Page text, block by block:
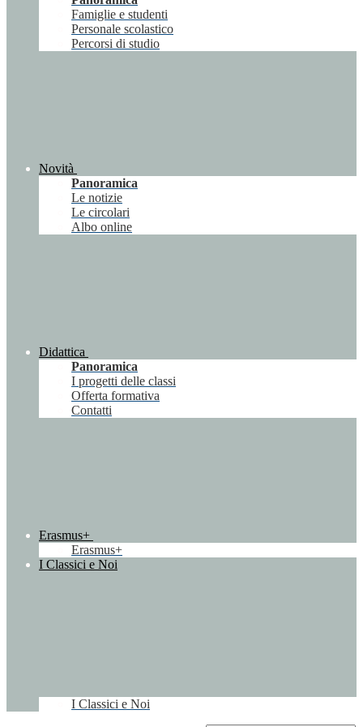
Famiglie e studenti
Personale scolastico
Percorsi di studio
Novità
Panoramica
Le notizie
Le circolari
Albo online
Didattica
Panoramica
I progetti delle classi
Offerta formativa
Contatti
Erasmus+
Erasmus+
I Classici e Noi
I Classici e Noi